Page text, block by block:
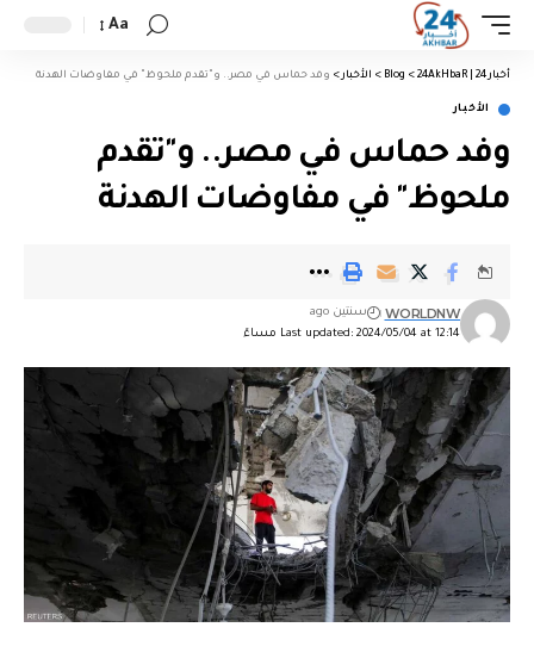
Aa
أخبار 24 | 24AkHbaR >
Blog
> الأخبار > وفد حماس في مصر.. و"تقدم ملحوظ" في مفاوضات الهدنة
الأخبار
وفد حماس في مصر.. و"تقدم
ملحوظ" في مفاوضات الهدنة
Last updated: 2024/05/04 at 12:14 مساءً
WORLDNW سنتين ago